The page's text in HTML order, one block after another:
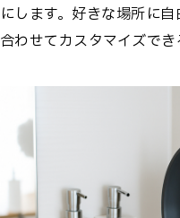
にします。好きな場所に
合わせてカスタマイズでき